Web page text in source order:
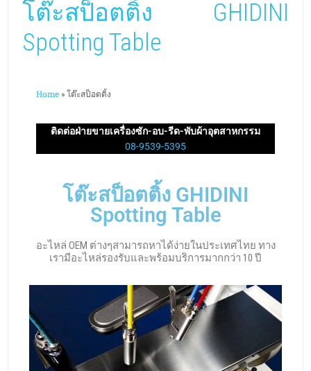
โต๊ะสป็อตติ้ง GHIDINI
Spotting Table
Home »โต๊ะสป็อตติ้ง
ติดต่อฝ่ายขายเครื่องซัก-อบ-รีด-พับผ้าอุตสาหกรรม
08-9539-5395
โต๊ะสป็อตติ้ง GHIDINI
Spotting Table
อะไหล่ OEM ต่างๆสามารถหาได้ง่ายในประเทศไทย ทาง
เรามีอะไหล่รองรับและพร้อมบริการมากกว่า 10 ปี